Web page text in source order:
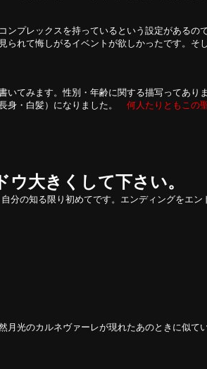
ンプレックスを持っているという設定がある
れて悔しがるイベントが欲しかったです。
いてみます。性別・年齢に関する描写って
身・白髪）になりました。 何人たりともこの
大きくして下さい。
分の知る限り初めてです。エンディングをエ
光のカルネヴァーレが現れたあのときに似